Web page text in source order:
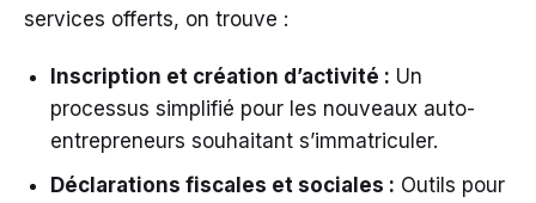
services offerts, on trouve :
Inscription et création d’activité : Un
processus simplifié pour les nouveaux auto-
entrepreneurs souhaitant s’immatriculer.
Déclarations fiscales et sociales : Outils pour